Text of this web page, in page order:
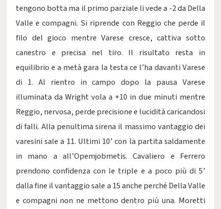
tengono botta ma il primo parziale li vede a -2 da Della
Valle e compagni. Si riprende con Reggio che perde il
filo del gioco mentre Varese cresce, cattiva sotto
canestro e precisa nel tiro. Il risultato resta in
equilibrio e a metà gara la testa ce l’ha davanti Varese
di 1. Al rientro in campo dopo la pausa Varese
illuminata da Wright vola a +10 in due minuti mentre
Reggio, nervosa, perde precisione e lucidità caricandosi
di falli. Alla penultima sirena il massimo vantaggio dei
varesini sale a 11. Ultimi 10’ con la partita saldamente
in mano a all’Opemjobmetis. Cavaliero e Ferrero
prendono confidenza con le triple e a poco più di 5’
dalla fine il vantaggio sale a 15 anche perché Della Valle
e compagni non ne mettono dentro più una. Moretti